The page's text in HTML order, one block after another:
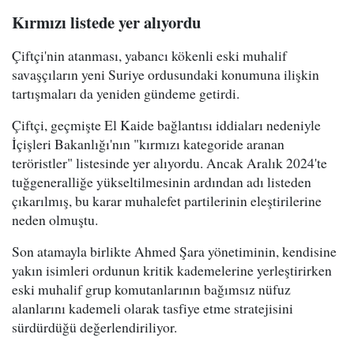
Kırmızı listede yer alıyordu
Çiftçi'nin atanması, yabancı kökenli eski muhalif
savaşçıların yeni Suriye ordusundaki konumuna ilişkin
tartışmaları da yeniden gündeme getirdi.
Çiftçi, geçmişte El Kaide bağlantısı iddiaları nedeniyle
İçişleri Bakanlığı'nın "kırmızı kategoride aranan
teröristler" listesinde yer alıyordu. Ancak Aralık 2024'te
tuğgeneralliğe yükseltilmesinin ardından adı listeden
çıkarılmış, bu karar muhalefet partilerinin eleştirilerine
neden olmuştu.
Son atamayla birlikte Ahmed Şara yönetiminin, kendisine
yakın isimleri ordunun kritik kademelerine yerleştirirken
eski muhalif grup komutanlarının bağımsız nüfuz
alanlarını kademeli olarak tasfiye etme stratejisini
sürdürdüğü değerlendiriliyor.